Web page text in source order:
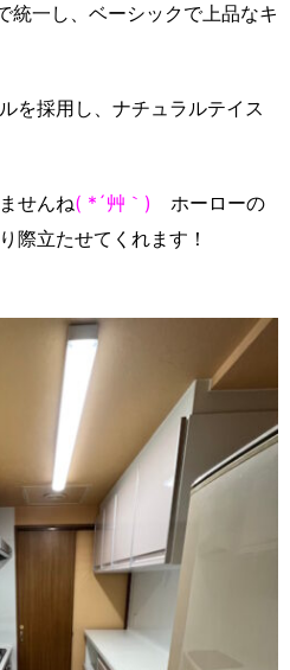
統一し、ベーシックで上品なキ
を採用し、ナチュラルテイス
せんね( *´艸｀) ホーローの
際立たせてくれます！